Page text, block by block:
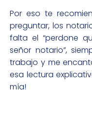
Por eso te
preguntar, los
falta el “perdone
señor notario”,
trabajo y me
esa lectura
mía!